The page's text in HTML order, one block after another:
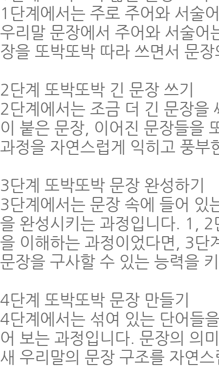
1단계에서는 주로 주어와 서술
우리말 문장에서 주어와 서술
장을 또박또박 따라 쓰면서 문
2단계 또박또박 긴 문장 쓰기
2단계에서는 조금 더 긴 문장을
이 붙은 문장, 이어진 문장들을
과정을 자연스럽게 익히고 풍
3단계 또박또박 문장 완성하기
3단계에서는 문장 속에 들어 있
을 완성시키는 과정입니다. 1,
을 이해하는 과정이었다면, 3단
문장을 구사할 수 있는 능력을
4단계 또박또박 문장 만들기
4단계에서는 섞여 있는 단어들
어 보는 과정입니다. 문장의 의
새 우리말의 문장 구조를 자연